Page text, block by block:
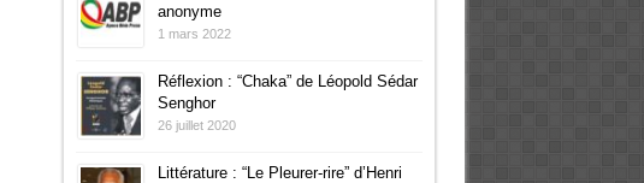
anonyme
1 mars 2022
Réflexion : “Chaka” de Léopold Sédar
Senghor
26 juillet 2020
Littérature : “Le Pleurer-rire” d’Henri